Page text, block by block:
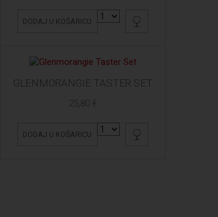
DODAJ U KOŠARICU
GLENMORANGIE TASTER SET
25,80 €
DODAJ U KOŠARICU